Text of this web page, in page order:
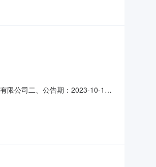
限公司二、公告期：2023-10-19